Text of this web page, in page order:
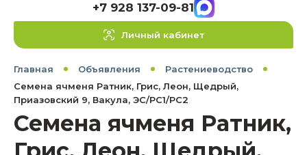
+7 928 137-09-81
Личный кабинет
Главная Объявления
Растениеводство
Семена ячменя Ратник, Грис, Леон, Щедрый,
Приазовский 9, Вакула, ЭС/РС1/РС2
Семена ячменя Ратник,